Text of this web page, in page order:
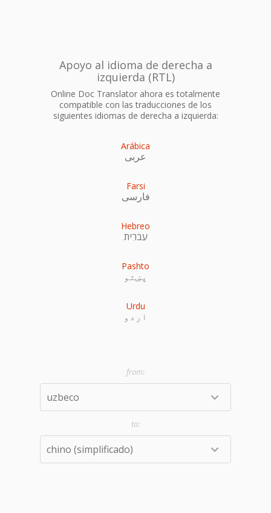
Apoyo al idioma de derecha a
izquierda (RTL)
Online Doc Translator ahora es totalmente
compatible con las traducciones de los
siguientes idiomas de derecha a izquierda:
Arábica
عربى
Farsi
فارسی
Hebreo
עִברִית
Pashto
پښتو
Urdu
اردو